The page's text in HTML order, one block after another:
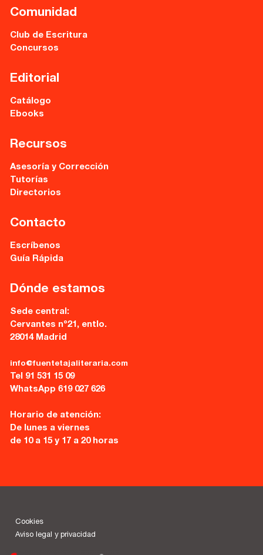
Cervantes nº21, entlo.
28014 Madrid
info@fuentetajaliteraria.com
Tel 91 531 15 09
WhatsApp 619 027 626
De lunes a viernes
de 10 a 15 y 17 a 20 horas
Comunidad
Club de Escritura
Concursos
Editorial
Catálogo
Ebooks
Recursos
Asesoría y Corrección
Tutorías
Directorios
Contacto
Escríbenos
Guía Rápida
Dónde estamos
Sede central:
Cervantes nº21, entlo.
28014 Madrid
info@fuentetajaliteraria.com
Tel 91 531 15 09
WhatsApp 619 027 626
Horario de atención:
De lunes a viernes
de 10 a 15 y 17 a 20 horas
Cookies
Aviso legal y privacidad